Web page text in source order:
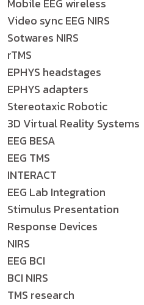
Mobile EEG wireless
Video sync EEG NIRS
Sotwares NIRS
rTMS
EPHYS headstages
EPHYS adapters
Stereotaxic Robotic
3D Virtual Reality Systems
EEG BESA
EEG TMS
INTERACT
EEG Lab Integration
Stimulus Presentation
Response Devices
NIRS
EEG BCI
BCI NIRS
TMS research